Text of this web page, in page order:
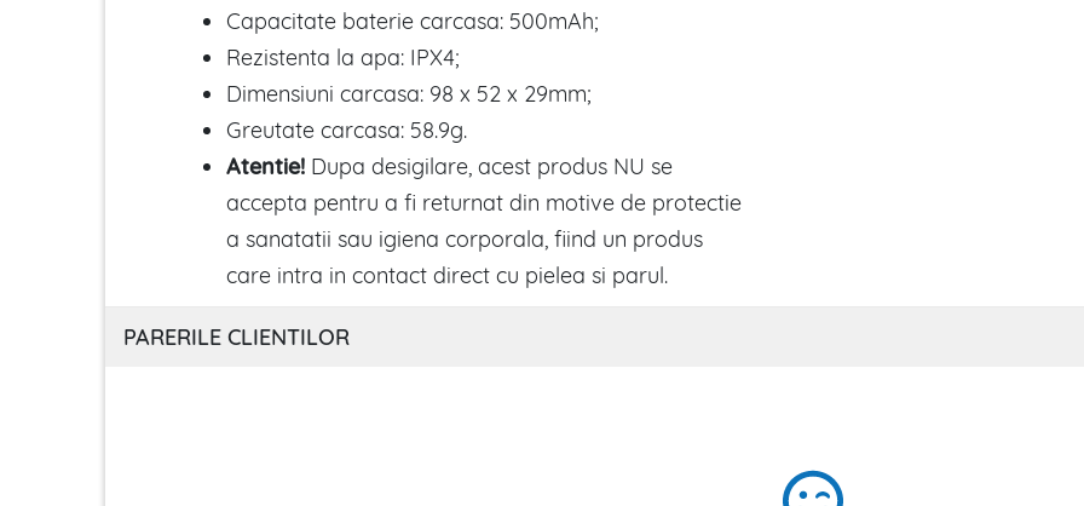
Capacitate baterie carcasa: 500mAh;
Rezistenta la apa: IPX4;
Dimensiuni carcasa: 98 x 52 x 29mm;
Greutate carcasa: 58.9g.
Atentie! Dupa desigilare, acest produs NU se
accepta pentru a fi returnat din motive de protectie
a sanatatii sau igiena corporala, fiind un produs
care intra in contact direct cu pielea si parul.
PARERILE CLIENTILOR